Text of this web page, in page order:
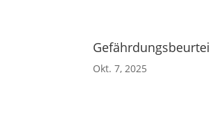
Okt. 7, 2025